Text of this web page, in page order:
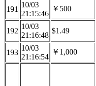
191
10/03
21:15:46
￥500
192
10/03
21:16:48
$1.49
193
10/03
21:16:54
￥1,000